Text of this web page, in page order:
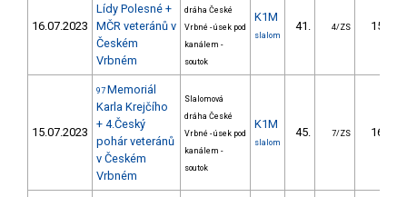
16.07.2023
Lídy Polesné +
MČR veteránů v
Českém
Vrbném
dráha České
Vrbné - úsek pod
kanálem -
soutok
K1M
slalom
41. 4/ZS 15.34
15.07.2023
97 Memoriál
Karla Krejčího
+ 4.Český
pohár veteránů
v Českém
Vrbném
Slalomová
dráha České
Vrbné - úsek pod
kanálem -
soutok
K1M
slalom
45. 7/ZS 16.73